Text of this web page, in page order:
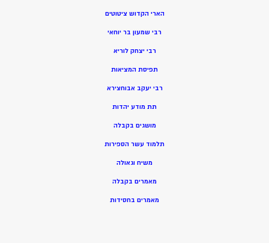
הארי הקדוש ציטוטים
רבי שמעון בר יוחאי
רבי יצחק לוריא
תפיסת המציאות
רבי יעקב אבוחצירא
תת מודע יהדות
מושגים בקבלה
תלמוד עשר הספירות
משיח וגאולה
מאמרים בקבלה
מאמרים בחסידות